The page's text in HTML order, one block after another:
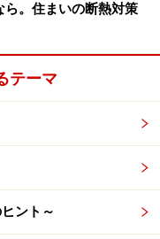
。住まいの断熱対策
テーマ
ント～